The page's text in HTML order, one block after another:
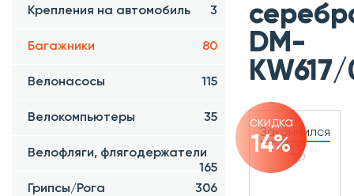
Крепления на автомобиль 3
Багажники 80
Велонасосы 115
Велокомпьютеры 35
Велофляги, флягодержатели
165
Грипсы/Рога
306
DM-
Закончился
скидка
14%